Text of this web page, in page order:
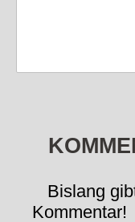
Bislang
Kommentar!